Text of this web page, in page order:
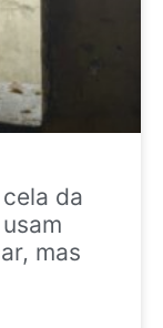
da
mas